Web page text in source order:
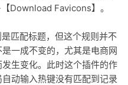
Download Favicons】。
匹配标题，但这个规则并不
一成不变的，尤其是电商网
生变化。此时这个插件的作
动输入热键没有匹配到记录